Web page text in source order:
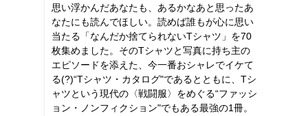
思い浮かんだあなたも、あるかなあと思ったあ
なたにも読んでほしい。読めば誰もが心に思い
当たる「なんだか捨てられないTシャツ」を70
枚集めました。そのTシャツと写真に持ち主の
エピソードを添えた、今一番おシャレでイケて
る(?)“Tシャツ・カタログ"であるとともに、Tシ
ャツという現代の〈戦闘服〉をめぐる“ファッシ
ョン・ノンフィクション"でもある最強の1冊。